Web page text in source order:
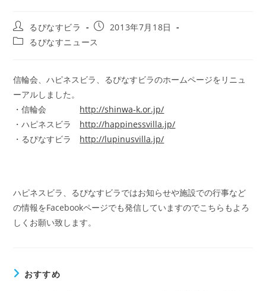
るぴなすビラ
2013年7月18日
るぴなすニュース
信輪会、ハピネスビラ、るぴなすビラのホームページをリニュ
ーアルしました。
・信輪会 http://shinwa-k.or.jp/
・ハピネスビラ http://happinessvilla.jp/
・るぴなすビラ http://lupinusvilla.jp/
ハピネスビラ、るぴなすビラではお知らせや施設での行事など
の情報をFacebookページでも発信していますのでこちらもよろ
しくお願い致します。
おすすめ